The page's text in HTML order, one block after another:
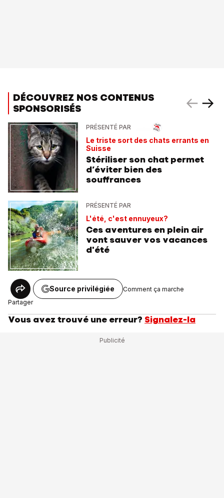
DÉCOUVREZ NOS CONTENUS
SPONSORISÉS
PRÉSENTÉ PAR
Le triste sort des chats errants en
Suisse
Stériliser son chat permet
d’éviter bien des
souffrances
PRÉSENTÉ PAR
L'été, c'est ennuyeux?
Ces aventures en plein air
vont sauver vos vacances
d'été
Partager
Source privilégiée Comment ça marche
Vous avez trouvé une erreur? Signalez-la